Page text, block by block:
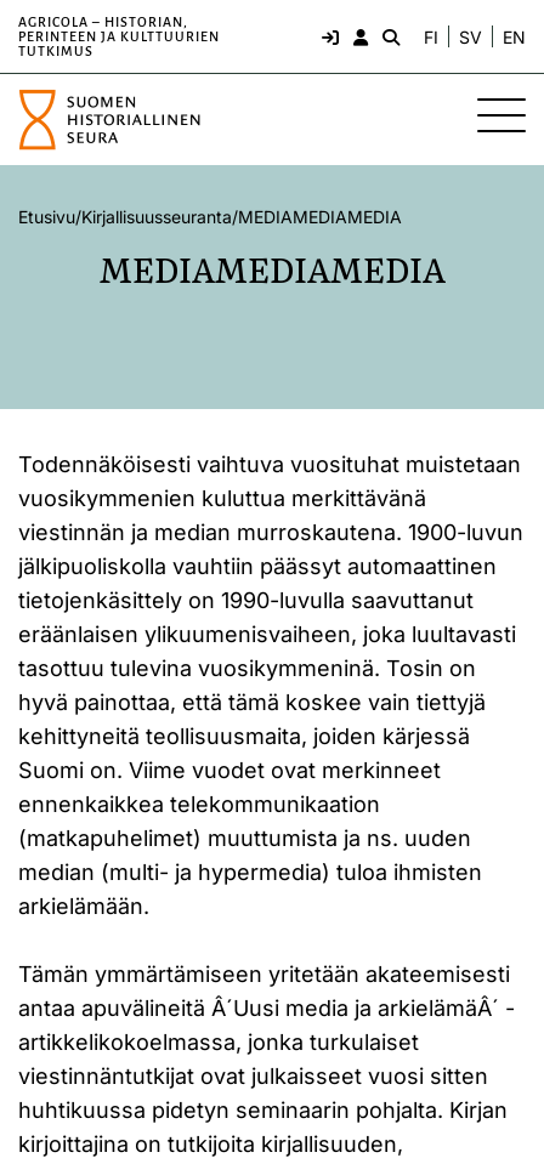
AGRICOLA – HISTORIAN,
PERINTEEN JA KULTTUURIEN
TUTKIMUS
FI SV EN
Etusivu/Kirjallisuusseuranta/MEDIAMEDIAMEDIA
MEDIAMEDIAMEDIA
Todennäköisesti vaihtuva vuosituhat muistetaan
vuosikymmenien kuluttua merkittävänä
viestinnän ja median murroskautena. 1900-luvun
jälkipuoliskolla vauhtiin päässyt automaattinen
tietojenkäsittely on 1990-luvulla saavuttanut
eräänlaisen ylikuumenisvaiheen, joka luultavasti
tasottuu tulevina vuosikymmeninä. Tosin on
hyvä painottaa, että tämä koskee vain tiettyjä
kehittyneitä teollisuusmaita, joiden kärjessä
Suomi on. Viime vuodet ovat merkinneet
ennenkaikkea telekommunikaation
(matkapuhelimet) muuttumista ja ns. uuden
median (multi- ja hypermedia) tuloa ihmisten
arkielämään.
Tämän ymmärtämiseen yritetään akateemisesti
antaa apuvälineitä Â´Uusi media ja arkielämäÂ´ -
artikkelikokoelmassa, jonka turkulaiset
viestinnäntutkijat ovat julkaisseet vuosi sitten
huhtikuussa pidetyn seminaarin pohjalta. Kirjan
kirjoittajina on tutkijoita kirjallisuuden,